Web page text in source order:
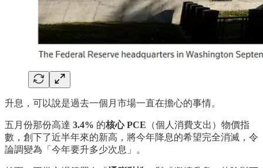
升息，可以說是過去一個月市場一直在擔心的事情。
五月份那份高達 3.4% 的核心 PCE （個人消費支出）物價指
數，創下了近半年來的新高，將今年降息的希望完全消滅，令
論調變為「今年要升多少次息」。